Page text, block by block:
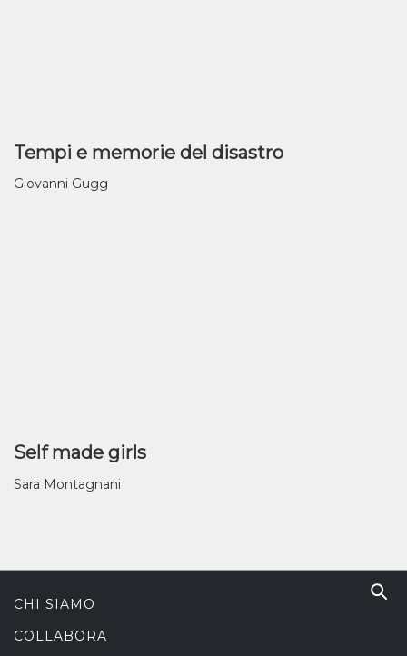
Tempi e memorie del disastro
Giovanni Gugg
Self made girls
Sara Montagnani
CHI SIAMO
COLLABORA